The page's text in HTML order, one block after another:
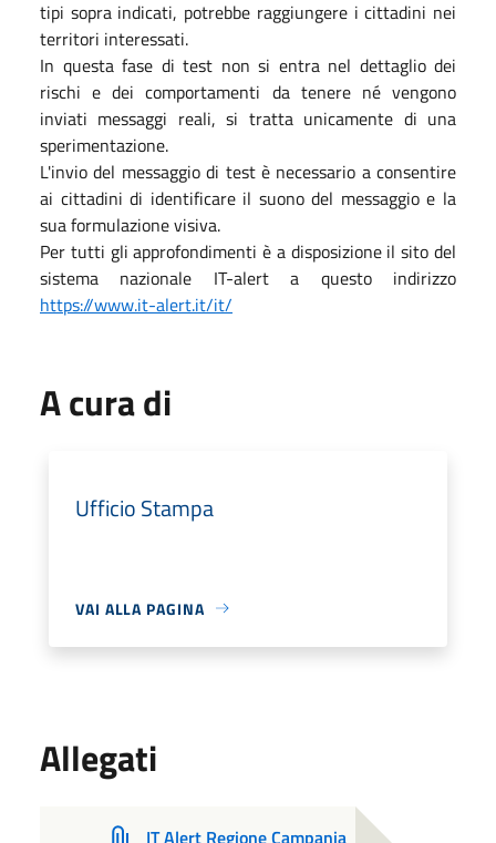
tipi sopra indicati, potrebbe raggiungere i cittadini nei
territori interessati.
In questa fase di test non si entra nel dettaglio dei
rischi e dei comportamenti da tenere né vengono
inviati messaggi reali, si tratta unicamente di una
sperimentazione.
L'invio del messaggio di test è necessario a consentire
ai cittadini di identificare il suono del messaggio e la
sua formulazione visiva.
Per tutti gli approfondimenti è a disposizione il sito del
sistema nazionale IT-alert a questo indirizzo
https://www.it-alert.it/it/
A cura di
Ufficio Stampa
VAI ALLA PAGINA
Allegati
IT Alert Regione Campania